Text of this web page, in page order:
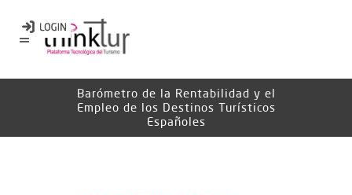
Barómetro de la Rentabilidad y el
Empleo de los Destinos Turísticos
Españoles